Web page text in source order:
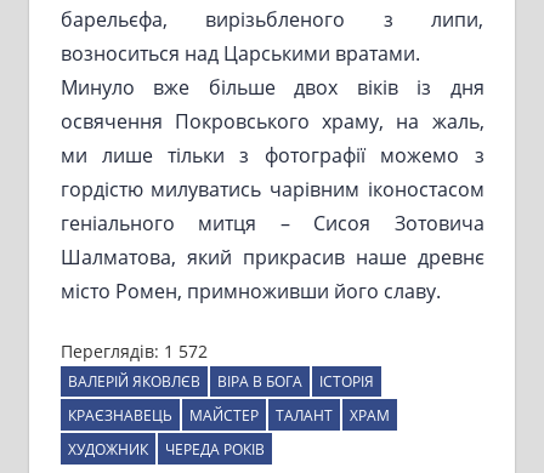
барельєфа, вирізьбленого з липи,
возноситься над Царськими вратами.
Минуло вже більше двох віків із дня
освячення Покровського храму, на жаль,
ми лише тільки з фотографії можемо з
гордістю милуватись чарівним іконостасом
геніального митця – Сисоя Зотовича
Шалматова, який прикрасив наше древнє
місто Ромен, примноживши його славу.
Переглядів: 1 572
ВАЛЕРІЙ ЯКОВЛЄВ ВІРА В БОГА
ІСТОРІЯ
КРАЄЗНАВЕЦЬ
МАЙСТЕР ТАЛАНТ
ХРАМ
ХУДОЖНИК
ЧЕРЕДА РОКІВ